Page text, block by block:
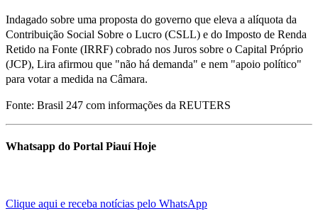
Indagado sobre uma proposta do governo que eleva a alíquota da
Contribuição Social Sobre o Lucro (CSLL) e do Imposto de Renda
Retido na Fonte (IRRF) cobrado nos Juros sobre o Capital Próprio
(JCP), Lira afirmou que "não há demanda" e nem "apoio político"
para votar a medida na Câmara.
Fonte: Brasil 247 com informações da REUTERS
Whatsapp do Portal Piauí Hoje
Clique aqui e receba notícias pelo WhatsApp